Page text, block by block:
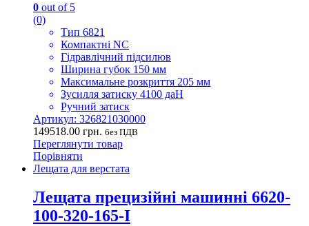
0 out of 5
(0)
Тип 6821
Компактні NC
Гідравлічний підсилюв
Ширина губок 150 мм
Максимальне розкриття 205 мм
Зусилля затиску 4100 даН
Ручний затиск
Артикул: 326821030000
149518.00 грн. без ПДВ
Переглянути товар
Порівняти
Лещата для верстата
Лещата прецизійні машинні 6620-
100-320-165-I